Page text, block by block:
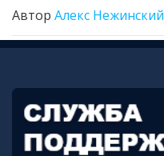
Автор Алекс Нежинский